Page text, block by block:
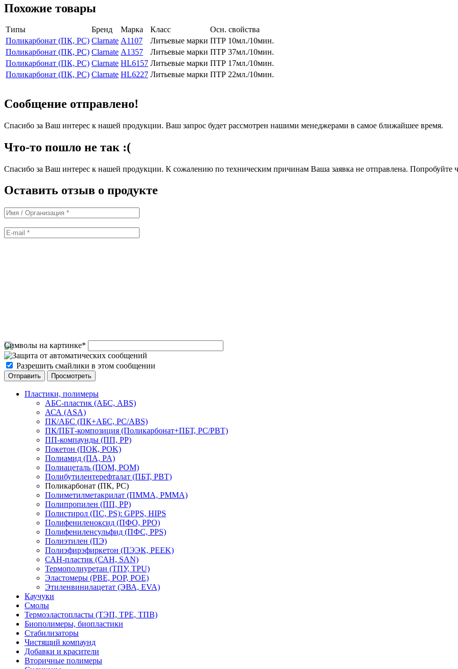
Похожие товары
Типы Бренд Марка Класс
Осн. свойства
Поликарбонат (ПК, PC) Clarnate A1107 Литьевые марки ПТР 10мл./10мин.
Поликарбонат (ПК, PC) Clarnate A1357 Литьевые марки ПТР 37мл./10мин.
Поликарбонат (ПК, PC) Clarnate HL6157 Литьевые марки ПТР 17мл./10мин.
Поликарбонат (ПК, PC) Clarnate HL6227 Литьевые марки ПТР 22мл./10мин.
Сообщение отправлено!
Спасибо за Ваш интерес к нашей продукции. Ваш запрос будет рассмотрен нашими менеджерами в самое ближайшее время.
Что-то пошло не так :(
Спасибо за Ваш интерес к нашей продукции. К сожалению по техническим причинам Ваша заявка не отправлена. Попробуйте
Оставить отзыв о продукте
Символы на картинке*
Разрешить смайлики в этом сообщении
Пластики, полимеры
АБС-пластик (АБС, ABS)
АСА (ASA)
ПК/АБС (ПК+АБС, PC/ABS)
ПК/ПБТ-композиция (Поликарбонат+ПБТ, PC/PBT)
ПП-компаунды (ПП, PP)
Покетон (ПОК, POK)
Полиамид (ПА, PA)
Полиацеталь (ПОМ, POM)
Полибутилентерефталат (ПБТ, РВТ)
Поликарбонат (ПК, PC)
Полиметилметакрилат (ПММА, PMMA)
Полипропилен (ПП, PP)
Полистирол (ПС, PS): GPPS, HIPS
Полифениленоксид (ПФО, PPO)
Полифениленсульфид (ПФС, PPS)
Полиэтилен (ПЭ)
Полиэфирэфиркетон (ПЭЭК, PEEK)
САН-пластик (САН, SAN)
Термополиуретан (ТПУ, TPU)
Эластомеры (PBE, POP, POE)
Этиленвинилацетат (ЭВА, EVA)
Каучуки
Смолы
Термоэластопласты (ТЭП, TPE, ТПВ)
Биополимеры, биопластики
Стабилизаторы
Чистящий компаунд
Добавки и красители
Вторичные полимеры